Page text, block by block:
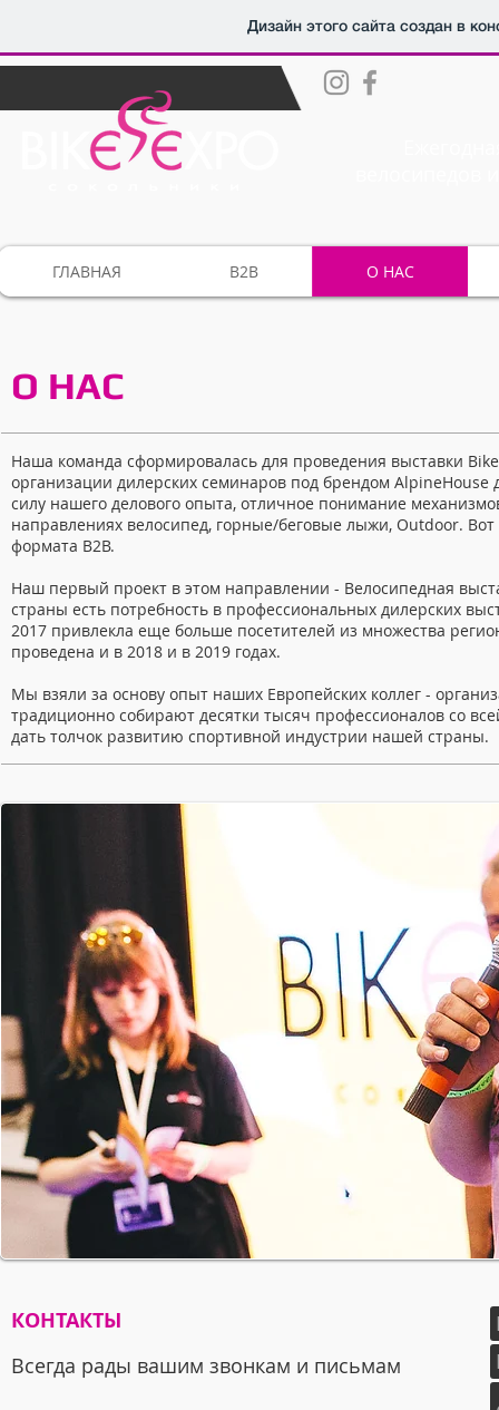
Дизайн этого сайта создан в
ГЛАВНАЯ B2B О НАС
О НАС
Наша команда сформировалась для проведения выставки
организации дилерских семинаров под брендом
силу нашего делового опыта, отличное понимание
направлениях велосипед, горные/беговые лыжи, Outdoor.
формата B2B.
Наш первый проект в этом направлении - Велосипедная
страны есть потребность в профессиональных дилерских
2017 привлекла еще больше посетителей из множества
проведена и в 2018 и в 2019 годах.
Мы взяли за основу опыт наших Европейских коллег -
традиционно собирают десятки тысяч профессионалов со
дать толчок развитию спортивной индустрии нашей страны.
КОНТАКТЫ
Всегда рады вашим звонкам и письмам